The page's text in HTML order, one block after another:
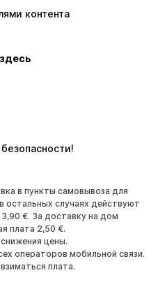
Юбки
ЭКСКЛЮЗИВ
Модные тенденции
Ботинки
контента
в пункты самовывоза для
остальных случаях действуют
€. За доставку на дом
плата 2,50 €.
цены.
операторов мобильной связи.
плата.